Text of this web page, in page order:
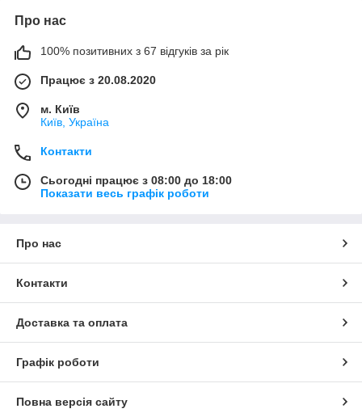
Про нас
100% позитивних з 67 відгуків за рік
Працює з 20.08.2020
м. Київ
Київ, Україна
Контакти
Сьогодні працює з 08:00 до 18:00
Показати весь графік роботи
Про нас
Контакти
Доставка та оплата
Графік роботи
Повна версія сайту